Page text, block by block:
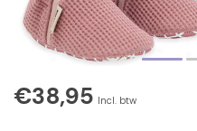
€38,95 Incl. btw